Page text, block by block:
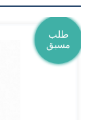
طلب
مسبق